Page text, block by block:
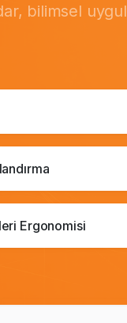
bilimsel
Ergonomisi